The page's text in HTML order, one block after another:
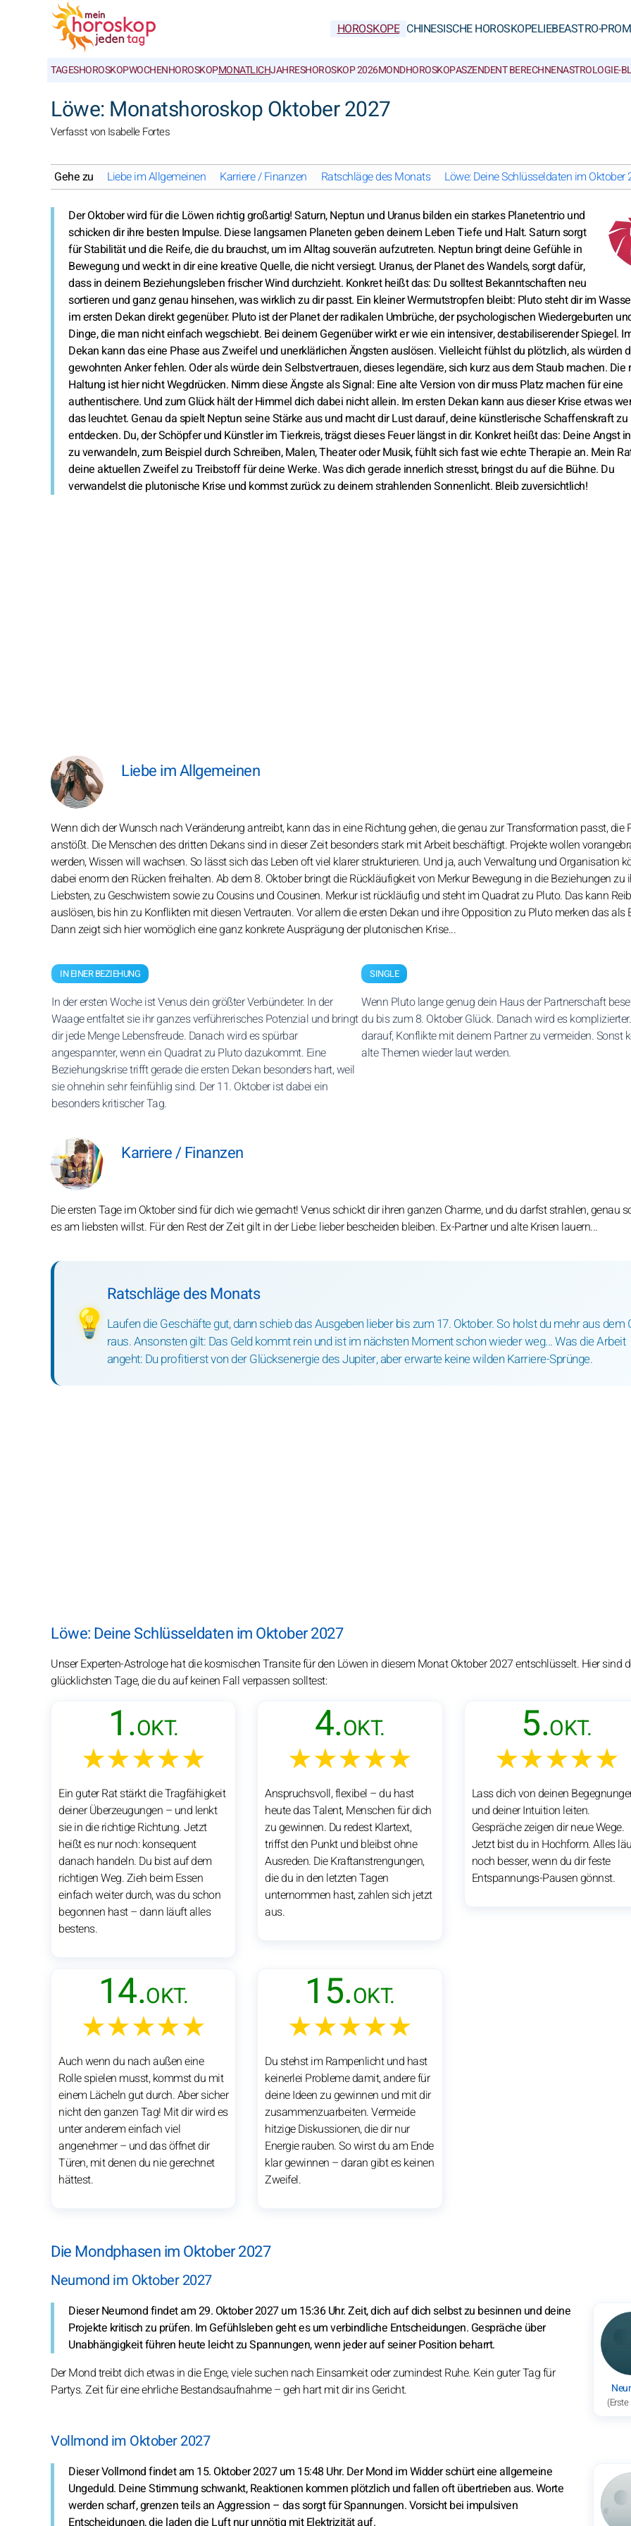
HOROSKOPE CHINESISCHE HOROSKOPELIEBEASTRO-
TAGESHOROSKOPWOCHENHOROSKOPMONATLICHJAHRESHOROSKOP 2026MONDHOROSKOPASZENDENT BERECHNENASTROLOGIE-
Löwe: Monatshoroskop Oktober 2027
Verfasst von Isabelle Fortes
Gehe zu Liebe im Allgemeinen Karriere / Finanzen Ratschläge des Monats Löwe: Deine Schlüsseldaten im Oktober
Der Oktober wird für die Löwen richtig großartig! Saturn, Neptun und Uranus bilden ein starkes Planetentrio und
schicken dir ihre besten Impulse. Diese langsamen Planeten geben deinem Leben Tiefe und Halt. Saturn sorgt
für Stabilität und die Reife, die du brauchst, um im Alltag souverän aufzutreten. Neptun bringt deine Gefühle in
Bewegung und weckt in dir eine kreative Quelle, die nicht versiegt. Uranus, der Planet des Wandels, sorgt dafür,
dass in deinem Beziehungsleben frischer Wind durchzieht. Konkret heißt das: Du solltest Bekanntschaften neu
sortieren und ganz genau hinsehen, was wirklich zu dir passt. Ein kleiner Wermutstropfen bleibt: Pluto steht dir im
im ersten Dekan direkt gegenüber. Pluto ist der Planet der radikalen Umbrüche, der psychologischen Wiedergeburten
Dinge, die man nicht einfach wegschiebt. Bei deinem Gegenüber wirkt er wie ein intensiver, destabiliserender Spiegel.
Dekan kann das eine Phase aus Zweifel und unerklärlichen Ängsten auslösen. Vielleicht fühlst du plötzlich, als würden
gewohnten Anker fehlen. Oder als würde dein Selbstvertrauen, dieses legendäre, sich kurz aus dem Staub machen. Die
Haltung ist hier nicht Wegdrücken. Nimm diese Ängste als Signal: Eine alte Version von dir muss Platz machen für eine
authentischere. Und zum Glück hält der Himmel dich dabei nicht allein. Im ersten Dekan kann aus dieser Krise etwas
das leuchtet. Genau da spielt Neptun seine Stärke aus und macht dir Lust darauf, deine künstlerische Schaffenskraft zu
entdecken. Du, der Schöpfer und Künstler im Tierkreis, trägst dieses Feuer längst in dir. Konkret heißt das: Deine Angst
zu verwandeln, zum Beispiel durch Schreiben, Malen, Theater oder Musik, fühlt sich fast wie echte Therapie an. Mein
deine aktuellen Zweifel zu Treibstoff für deine Werke. Was dich gerade innerlich stresst, bringst du auf die Bühne. Du
verwandelst die plutonische Krise und kommst zurück zu deinem strahlenden Sonnenlicht. Bleib zuversichtlich!
Liebe im Allgemeinen
Wenn dich der Wunsch nach Veränderung antreibt, kann das in eine Richtung gehen, die genau zur Transformation passt, die
anstößt. Die Menschen des dritten Dekans sind in dieser Zeit besonders stark mit Arbeit beschäftigt. Projekte wollen
werden, Wissen will wachsen. So lässt sich das Leben oft viel klarer strukturieren. Und ja, auch Verwaltung und Organisation
dabei enorm den Rücken freihalten. Ab dem 8. Oktober bringt die Rückläufigkeit von Merkur Bewegung in die Beziehungen zu
Liebsten, zu Geschwistern sowie zu Cousins und Cousinen. Merkur ist rückläufig und steht im Quadrat zu Pluto. Das kann
auslösen, bis hin zu Konflikten mit diesen Vertrauten. Vor allem die ersten Dekan und ihre Opposition zu Pluto merken das als
Dann zeigt sich hier womöglich eine ganz konkrete Ausprägung der plutonischen Krise...
IN EINER BEZIEHUNG
In der ersten Woche ist Venus dein größter Verbündeter. In der
Waage entfaltet sie ihr ganzes verführerisches Potenzial und bringt
dir jede Menge Lebensfreude. Danach wird es spürbar
angespannter, wenn ein Quadrat zu Pluto dazukommt. Eine
Beziehungskrise trifft gerade die ersten Dekan besonders hart, weil
sie ohnehin sehr feinfühlig sind. Der 11. Oktober ist dabei ein
besonders kritischer Tag.
SINGLE
Wenn Pluto lange genug dein Haus der Partnerschaft
du bis zum 8. Oktober Glück. Danach wird es
darauf, Konflikte mit deinem Partner zu vermeiden. Sonst
alte Themen wieder laut werden.
Karriere / Finanzen
Die ersten Tage im Oktober sind für dich wie gemacht! Venus schickt dir ihren ganzen Charme, und du darfst strahlen, genau
es am liebsten willst. Für den Rest der Zeit gilt in der Liebe: lieber bescheiden bleiben. Ex-Partner und alte Krisen lauern...
💡
Ratschläge des Monats
Laufen die Geschäfte gut, dann schieb das Ausgeben lieber bis zum 17. Oktober. So holst du mehr aus dem
raus. Ansonsten gilt: Das Geld kommt rein und ist im nächsten Moment schon wieder weg... Was die Arbeit
angeht: Du profitierst von der Glücksenergie des Jupiter, aber erwarte keine wilden Karriere-Sprünge.
Löwe: Deine Schlüsseldaten im Oktober 2027
Unser Experten-Astrologe hat die kosmischen Transite für den Löwen in diesem Monat Oktober 2027 entschlüsselt. Hier sind
glücklichsten Tage, die du auf keinen Fall verpassen solltest:
1.OKT.
★★★★★
Ein guter Rat stärkt die Tragfähigkeit
deiner Überzeugungen – und lenkt
sie in die richtige Richtung. Jetzt
heißt es nur noch: konsequent
danach handeln. Du bist auf dem
richtigen Weg. Zieh beim Essen
einfach weiter durch, was du schon
begonnen hast – dann läuft alles
bestens.
4.OKT.
★★★★★
Anspruchsvoll, flexibel – du hast
heute das Talent, Menschen für dich
zu gewinnen. Du redest Klartext,
triffst den Punkt und bleibst ohne
Ausreden. Die Kraftanstrengungen,
die du in den letzten Tagen
unternommen hast, zahlen sich jetzt
aus.
5.OKT.
★★★★★
Lass dich von deinen
und deiner Intuition leiten.
Gespräche zeigen dir neue Wege.
Jetzt bist du in Hochform. Alles
noch besser, wenn du dir feste
Entspannungs-Pausen gönnst.
14.OKT.
★★★★★
Auch wenn du nach außen eine
Rolle spielen musst, kommst du mit
einem Lächeln gut durch. Aber sicher
nicht den ganzen Tag! Mit dir wird es
unter anderem einfach viel
angenehmer – und das öffnet dir
Türen, mit denen du nie gerechnet
hättest.
15.OKT.
★★★★★
Du stehst im Rampenlicht und hast
keinerlei Probleme damit, andere für
deine Ideen zu gewinnen und mit dir
zusammenzuarbeiten. Vermeide
hitzige Diskussionen, die dir nur
Energie rauben. So wirst du am Ende
klar gewinnen – daran gibt es keinen
Zweifel.
Die Mondphasen im Oktober 2027
Neumond im Oktober 2027
Dieser Neumond findet am 29. Oktober 2027 um 15:36 Uhr. Zeit, dich auf dich selbst zu besinnen und deine
Projekte kritisch zu prüfen. Im Gefühlsleben geht es um verbindliche Entscheidungen. Gespräche über
Unabhängigkeit führen heute leicht zu Spannungen, wenn jeder auf seiner Position beharrt.
Der Mond treibt dich etwas in die Enge, viele suchen nach Einsamkeit oder zumindest Ruhe. Kein guter Tag für
Partys. Zeit für eine ehrliche Bestandsaufnahme – geh hart mit dir ins Gericht.
Vollmond im Oktober 2027
Dieser Vollmond findet am 15. Oktober 2027 um 15:48 Uhr. Der Mond im Widder schürt eine allgemeine
Ungeduld. Deine Stimmung schwankt, Reaktionen kommen plötzlich und fallen oft übertrieben aus. Worte
werden scharf, grenzen teils an Aggression – das sorgt für Spannungen. Vorsicht bei impulsiven
Entscheidungen, die laden die Luft nur unnötig mit Elektrizität auf.